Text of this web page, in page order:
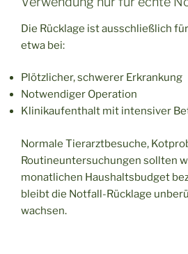
Die Rücklage ist ausschließlich für
etwa bei:
Plötzlicher, schwerer Erkrankung
Notwendiger Operation
Klinikaufenthalt mit intensiver
Normale Tierarztbesuche,
Routineuntersuchungen sollten
monatlichen Haushaltsbudget
bleibt die Notfall-Rücklage
wachsen.